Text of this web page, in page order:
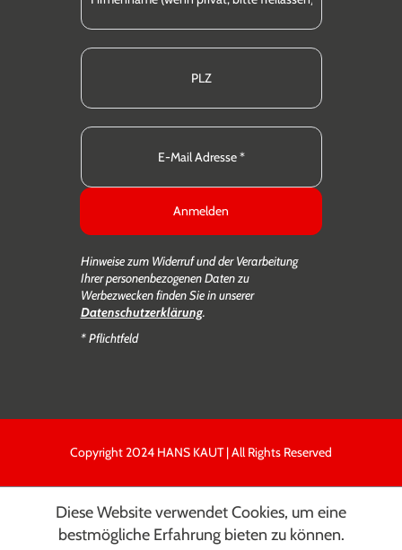
Anmelden
Hinweise zum Widerruf und der Verarbeitung
Ihrer personenbezogenen Daten zu
Werbezwecken finden Sie in unserer
Datenschutzerklärung.
* Pflichtfeld
Copyright 2024 HANS KAUT | All Rights Reserved
Diese Website verwendet Cookies, um eine
bestmögliche Erfahrung bieten zu können.